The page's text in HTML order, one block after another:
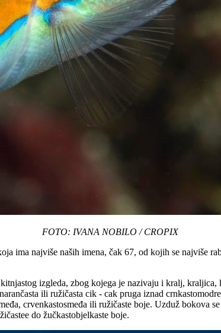
FOTO: IVANA NOBILO / CROPIX
ima najviše naših imena, čak 67, od kojih se najviše
izgleda, zbog kojega je nazivaju i kralj,
ili ružičasta cik - cak pruga iznad
crvenkastosmeđa ili ružičaste boje. Uzduž bokova
do žučkastobjelkaste boje.